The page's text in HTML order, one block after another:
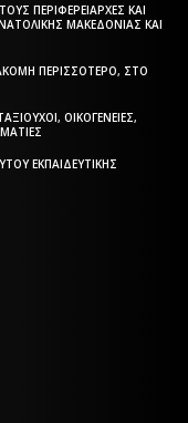
ΠΕΡΙΦΕΡΕΙΆΡΧΕΣ ΚΑΙ
ΜΑΚΕΔΟΝΊΑΣ ΚΑΙ
ΠΕΡΙΣΣΌΤΕΡΟ, ΣΤΟ
ΟΙΚΟΓΈΝΕΙΕΣ,
ΕΚΠΑΙΔΕΥΤΙΚΉΣ